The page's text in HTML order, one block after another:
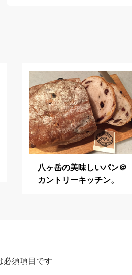
八ヶ岳の美味しいパン＠
カントリーキッチン。
必須項目です